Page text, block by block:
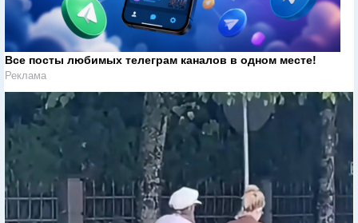
Все посты любимых телеграм каналов в одном месте!
Реклама